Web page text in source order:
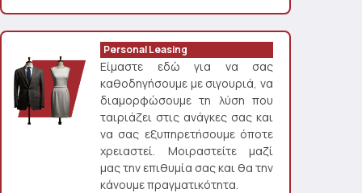
Personal Leasing
Είμαστε εδώ για να σας
καθοδηγήσουμε με σιγουριά, να
διαμορφώσουμε τη λύση που
ταιριάζει στις ανάγκες σας και
να σας εξυπηρετήσουμε όποτε
χρειαστεί. Μοιραστείτε μαζί
μας την επιθυμία σας και θα την
κάνουμε πραγματικότητα.